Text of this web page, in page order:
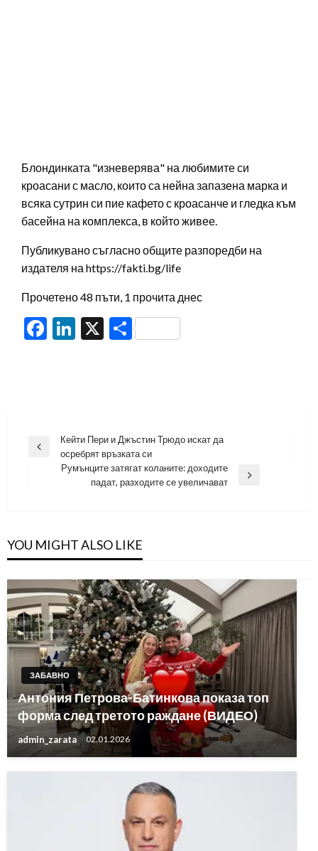
Блондинката "изневерява" на любимите си
кроасани с масло, които са нейна запазена марка и
всяка сутрин си пие кафето с кроасанче и гледка към
басейна на комплекса, в който живее.
Публикувано съгласно общите разпоредби на
издателя на https://fakti.bg/life
Прочетено 48 пъти, 1 прочита днес
Facebook
LinkedIn
X Share
Навигация
Previous
Кейти Пери и Джъстин Трюдо искат да
осребрят връзката си
Румънците затягат коланите: доходите
падат, разходите се увеличават
YOU MIGHT ALSO LIKE
ЗАБАВНО
Антония Петрова-Батинкова показа топ
форма след третото раждане (ВИДЕО)
admin_zarata 02.01.2026